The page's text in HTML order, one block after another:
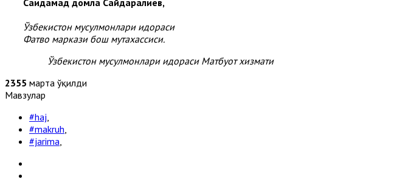
Ўзбекистон мусулмонлари идораси
Фатво маркази бош мутахассиси.
Ўзбекистон мусулмонлари идораси Матбуот хизмати
2355 марта ўқилди
Мавзулар
#haj
#makruh
#jarima